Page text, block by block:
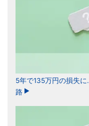
5年で135万円の損失
路